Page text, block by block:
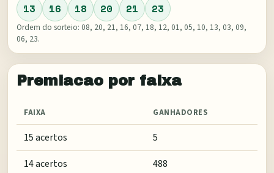
13
16 18 20 21 23
Ordem do sorteio: 08, 20, 21, 16, 07, 18, 12, 01, 05, 10, 13, 03, 09,
06, 23.
Premiacao por faixa
FAIXA GANHADORES
15 acertos
5
14 acertos
488